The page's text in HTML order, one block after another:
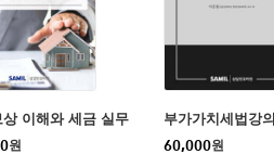
상 이해와 세금 실무
원
부가가치세법강의
60,000원